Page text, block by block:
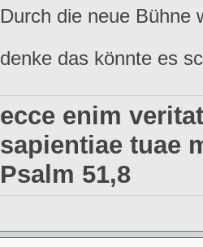
Durch die neue Bühne
denke das könnte es
ecce enim
sapientiae tuae
Psalm 51,8